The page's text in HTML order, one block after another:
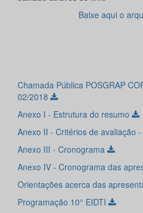
Baixe aqui o
Chamada Pública POSGRAP
02/2018
Anexo I - Estrutura do resumo
Anexo II - Critérios de avaliação
Anexo III - Cronograma
Anexo IV - Cronograma das
Orientações acerca das
Programação 10° EIDTI